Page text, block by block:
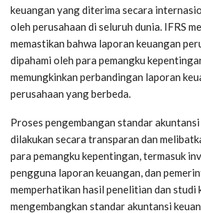
keuangan yang diterima secara
oleh perusahaan di seluruh dunia. IFRS
memastikan bahwa laporan keuangan
dipahami oleh para pemangku
memungkinkan perbandingan laporan
perusahaan yang berbeda.
Proses pengembangan standar akuntansi
dilakukan secara transparan dan
para pemangku kepentingan, termasuk
pengguna laporan keuangan, dan
memperhatikan hasil penelitian dan studi
mengembangkan standar akuntansi